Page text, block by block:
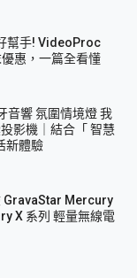
幫手! VideoProc
惠，一篇全看懂
音響 氛圍情境燈 我
影機｜結合「 智慧
新體驗
GravaStar Mercury
X 系列 輕量無線電